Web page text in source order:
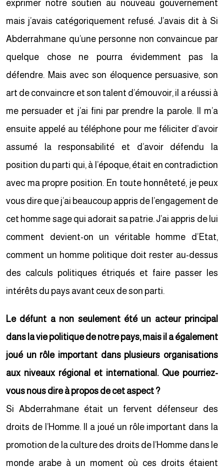
exprimer notre soutien au nouveau gouvernement
mais j’avais catégoriquement refusé. J’avais dit à Si
Abderrahmane qu’une personne non convaincue par
quelque chose ne pourra évidemment pas la
défendre. Mais avec son éloquence persuasive, son
art de convaincre et son talent d’émouvoir, il a réussi à
me persuader et j’ai fini par prendre la parole. Il m’a
ensuite appelé au téléphone pour me féliciter d’avoir
assumé la responsabilité et d’avoir défendu la
position du parti qui, à l’époque, était en contradiction
avec ma propre position. En toute honnêteté, je peux
vous dire que j’ai beaucoup appris de l’engagement de
cet homme sage qui adorait sa patrie. J’ai appris de lui
comment devient-on un véritable homme d’Etat,
comment un homme politique doit rester au-dessus
des calculs politiques étriqués et faire passer les
intérêts du pays avant ceux de son parti.
Le défunt a non seulement été un acteur principal
dans la vie politique de notre pays, mais il a également
joué un rôle important dans plusieurs organisations
aux niveaux régional et international. Que pourriez-
vous nous dire à propos de cet aspect ?
Si Abderrahmane était un fervent défenseur des
droits de l’Homme. Il a joué un rôle important dans la
promotion de la culture des droits de l’Homme dans le
monde arabe à un moment où ces droits étaient